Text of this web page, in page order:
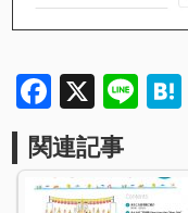
Facebook
X Line
関連記事